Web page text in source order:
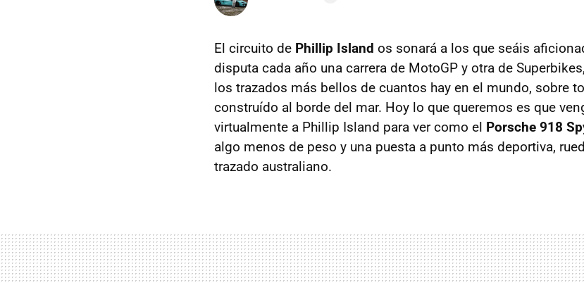
El circuito de Phillip Island os sonará a los que seáis
disputa cada año una carrera de MotoGP y otra de
los trazados más bellos de cuantos hay en el mundo, sobre
construído al borde del mar. Hoy lo que queremos es que
virtualmente a Phillip Island para ver como el Porsche 918
algo menos de peso y una puesta a punto más deportiva,
trazado australiano.